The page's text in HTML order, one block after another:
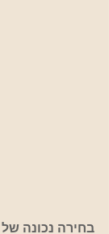
בחירה נכונה